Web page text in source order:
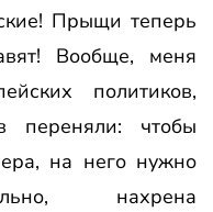
Прыщи теперь
Вообще, меня
политиков,
переняли: чтобы
на него нужно
нахрена